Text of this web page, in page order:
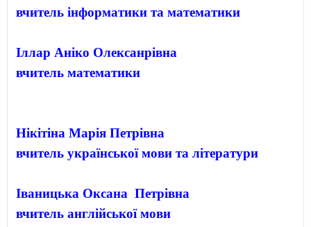
вчитель інформатики та математики
Іллар Аніко Олексанрівна
Нікітіна Марія Петрівна
вчитель української мови та літератури
Іваницька Оксана  Петрівна
вчитель англійської мови